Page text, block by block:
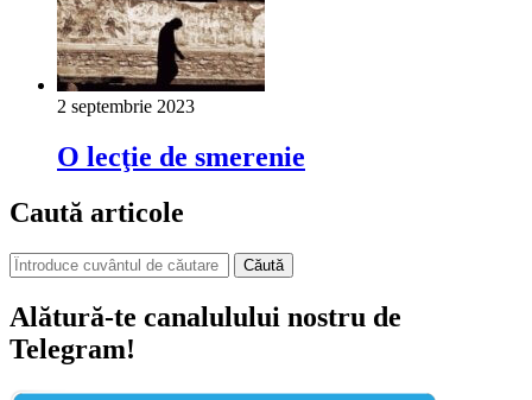
2 septembrie 2023
O lecţie de smerenie
Caută articole
Căută
Alătură-te canalulului nostru de
Telegram!